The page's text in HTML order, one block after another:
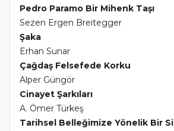
Pedro Paramo Bir Mihenk Taşı
Sezen Ergen Breitegger
Şaka
Erhan Sunar
Çağdaş Felsefede Korku
Alper Güngör
Cinayet Şarkıları
A. Ömer Türkeş
Tarihsel Belleğimize Yönelik Bir